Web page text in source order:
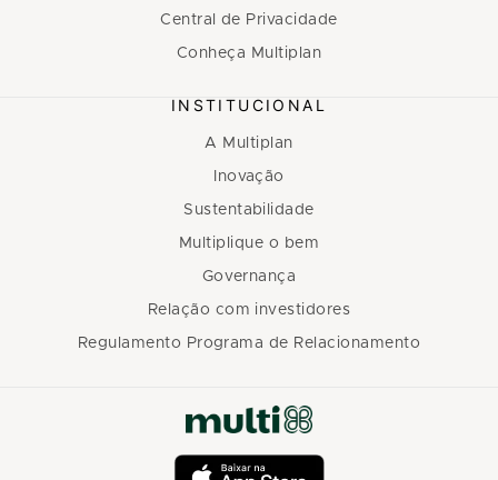
Central de Privacidade
Conheça Multiplan
INSTITUCIONAL
A Multiplan
Inovação
Sustentabilidade
Multiplique o bem
Governança
Relação com investidores
Regulamento Programa de Relacionamento